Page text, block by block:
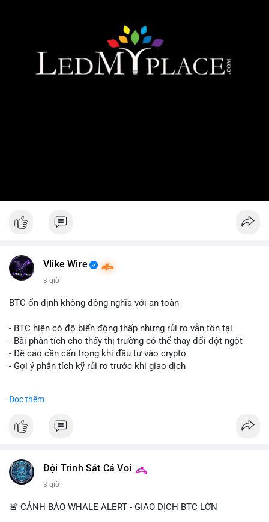
Vlike Wire
3 giờ
BTC ổn định không đồng nghĩa với an toàn
- BTC hiện có độ biến động thấp nhưng rủi ro vẫn tồn tại
- Bài phân tích cho thấy thị trường có thể thay đổi đột ngột
- Đề cao cần cẩn trọng khi đầu tư vào crypto
- Gợi ý phân tích kỹ rủi ro trước khi giao dịch
📰 Nguồn: CoinDesk
Đọc thêm
Đội Trinh Sát Cá Voi
3 giờ
🚨 CẢNH BÁO WHALE ALERT - GIAO DỊCH BTC LỚN